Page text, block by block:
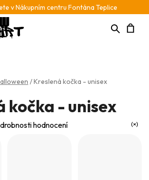
v Nákupním centru Fontána Teplice
Hledat
/Kreslená kočka - unisex
kočka - unisex
hodnocení